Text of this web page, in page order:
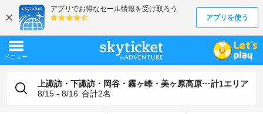
上諏訪・下諏訪・岡谷・霧ヶ峰・美ヶ原高原···計1エリア
8/15 - 8/16 合計2名